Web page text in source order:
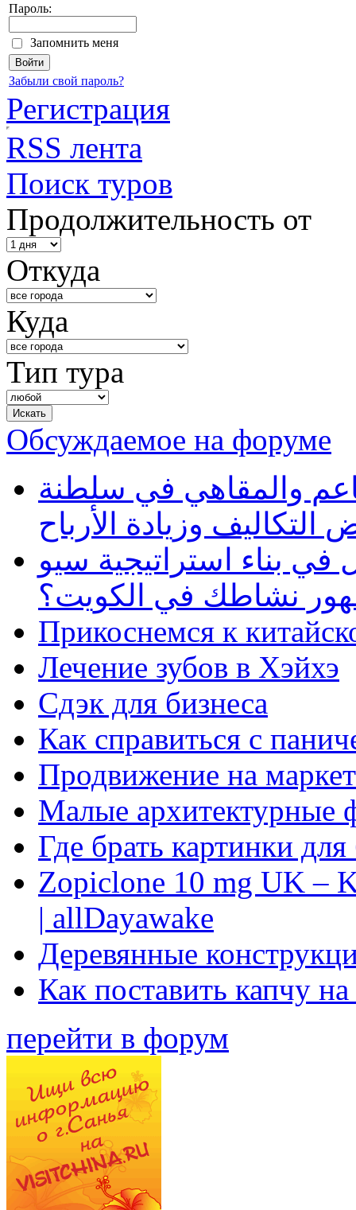
Пароль:
Запомнить меня
Забыли свой пароль?
Регистрация
RSS лента
Поиск туров
Продолжительность от
Откуда
Куда
Тип тура
Обсуждаемое на форуме
والمقاهي في سلطنة
وزيادة الأرباح
بناء استراتيجية سيو
نشاطك في الكويت؟
Прикоснемся к
Лечение зубов в Хэйхэ
Сдэк для бизнеса
Как справиться с
Продвижение на
Малые архитектурные
Где брать картинки
Zopiclone 10 mg UK –
| allDayawake
Деревянные
Как поставить капчу
перейти в форум